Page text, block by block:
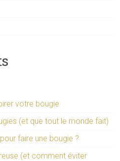
votre bougie
(et que tout le monde fait)
faire une bougie ?
(et comment éviter